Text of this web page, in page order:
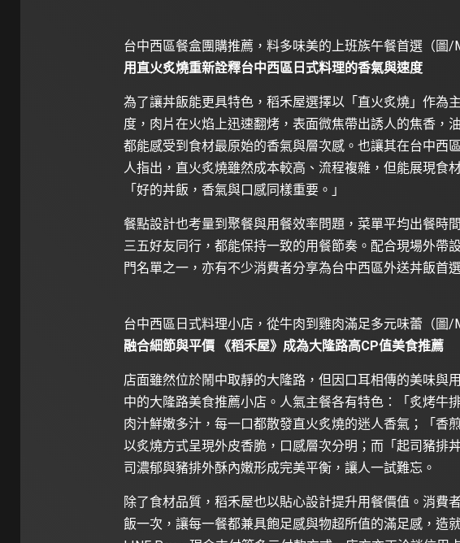
台中西區餐盒團購推薦，料多味美的上班族午餐首選（圖/
用直火炙燒重新詮釋台中西區日式料理的香氣與速度
為了讓丼飯能更具特色，稻禾屋選擇以「直火炙燒」作為
度，肉片在火焰上迅速翻烤，表面微焦帶出誘人的焦香，
都能感受到食材最原始的香氣與層次感。也讓其在台中西
人指出，直火炙燒雖然成本較高、流程複雜，但能展現食
「好的丼飯，香氣與口感同樣重要。」
餐點設計也考量到聚餐與用餐效率問題，菜單平均出餐時
三五好友同行，都能保持一致的用餐節奏。配合現場外帶
門名單之一，亦有不少消費者分享為台中西區外送丼飯首
台中西區日式料理小店，從牛肉到雞肉滿足多元味蕾（圖/
融合細節與平價 《稻禾屋》成為大隆路高CP值美食推薦
店面雖然位於鬧中取靜的大隆路，但因口耳相傳的美味與
中的大隆路美食推薦小店。人氣主餐各有特色：「炙烤牛
肉汁鮮嫩多汁，每一口都散發直火炙燒的迷人香氣；「香
以炙燒方式呈現外皮香脆，口感層次分明；而「起司豬排
司濃郁與豬排外酥內嫩形成完美平衡，讓人一試難忘。
除了食材品質，稻禾屋也以貼心設計提升用餐價值。消費
飯一次，讓每一餐都兼具飽足感與物超所值的滿足感，造